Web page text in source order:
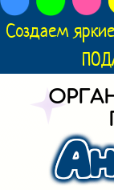
Создаем